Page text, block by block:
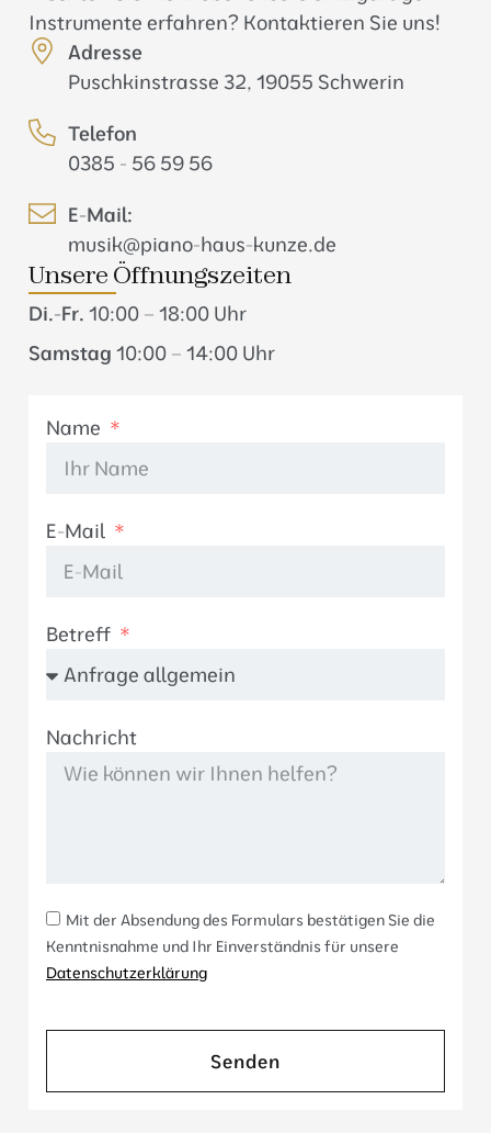
Instrumente erfahren? Kontaktieren Sie uns!
Adresse
Puschkinstrasse 32, 19055 Schwerin
Telefon
0385 - 56 59 56
E-Mail:
musik@piano-haus-kunze.de
Unsere Öffnungszeiten
Di.-Fr. 10:00 – 18:00 Uhr
Samstag 10:00 – 14:00 Uhr
Name
E-Mail
Betreff
Nachricht
Mit der Absendung des Formulars bestätigen Sie die
Kenntnisnahme und Ihr Einverständnis für unsere
Datenschutzerklärung
Senden